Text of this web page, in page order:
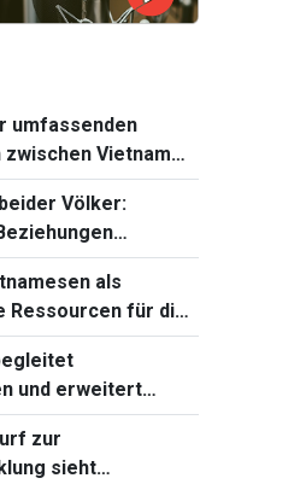
umfassenden
Vietnam
Völker:
und Australien
als
Ressourcen für die
Landes
und erweitert
Vietnams
zur
sieht